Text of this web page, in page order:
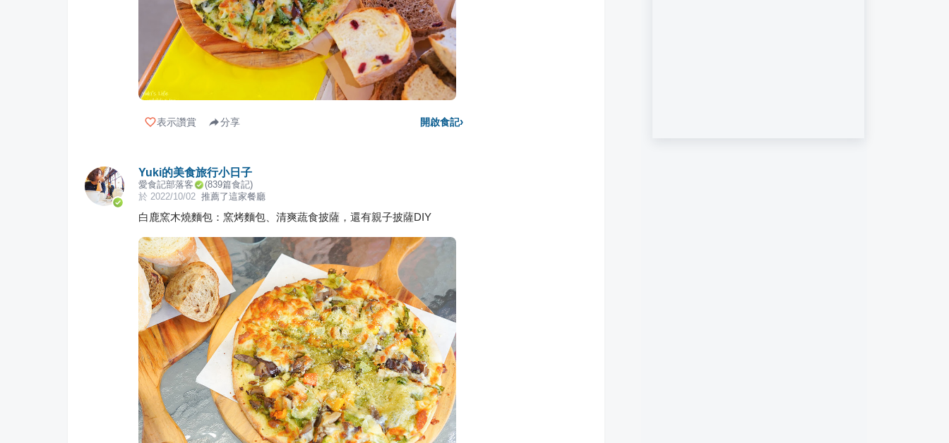
表示讚賞 分享 開啟食記›
Yuki的美食旅行小日子
愛食記部落客 (839篇食記)
於 2022/10/02 推薦了這家餐廳
白鹿窯木燒麵包：窯烤麵包、清爽蔬食披薩，還有親子披薩DIY